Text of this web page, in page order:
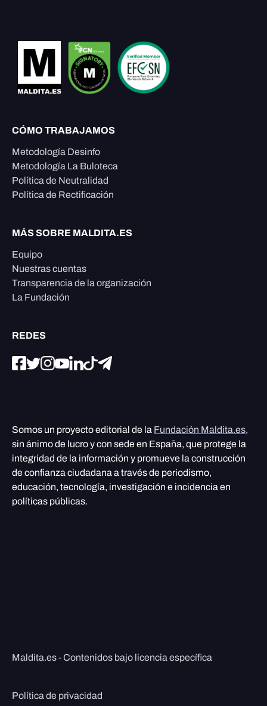
CÓMO TRABAJAMOS
Metodología Desinfo
Metodología La Buloteca
Política de Neutralidad
Política de Rectificación
MÁS SOBRE MALDITA.ES
Equipo
Nuestras cuentas
Transparencia de la organización
La Fundación
REDES
Somos un proyecto editorial de la Fundación Maldita.es,
sin ánimo de lucro y con sede en España, que protege la
integridad de la información y promueve la construcción
de confianza ciudadana a través de periodismo,
educación, tecnología, investigación e incidencia en
políticas públicas.
Maldita.es - Contenidos bajo licencia específica
Política de privacidad